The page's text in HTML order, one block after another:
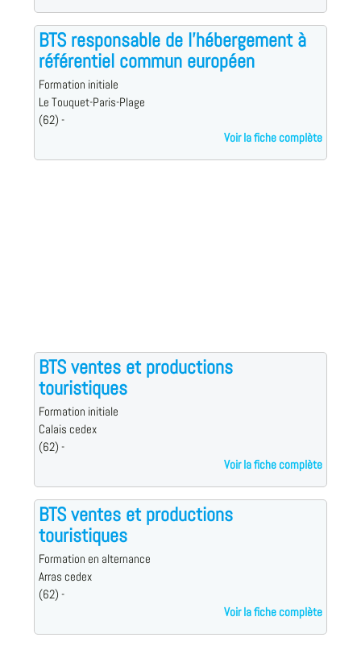
BTS responsable de l'hébergement à
référentiel commun européen
Formation initiale
Le Touquet-Paris-Plage
(62) -
Voir la fiche complète
BTS ventes et productions
touristiques
Formation initiale
Calais cedex
(62) -
Voir la fiche complète
BTS ventes et productions
touristiques
Formation en alternance
Arras cedex
(62) -
Voir la fiche complète